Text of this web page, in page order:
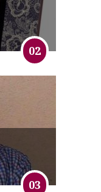
02
03